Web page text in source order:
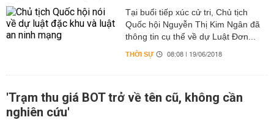
Tại buổi tiếp xúc cử tri, Chủ tịch
Quốc hội Nguyễn Thị Kim Ngân đã
thông tin cụ thể về dự Luật Đơn...
THỜI SỰ 08:08 | 19/06/2018
'Trạm thu giá BOT trở về tên cũ, không cần
nghiên cứu'